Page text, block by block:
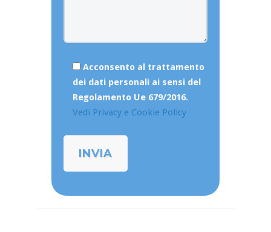
Acconsento al trattamento
dei dati personali ai sensi del
Regolamento Ue 679/2016.
Vedi Privacy e Cookie Policy